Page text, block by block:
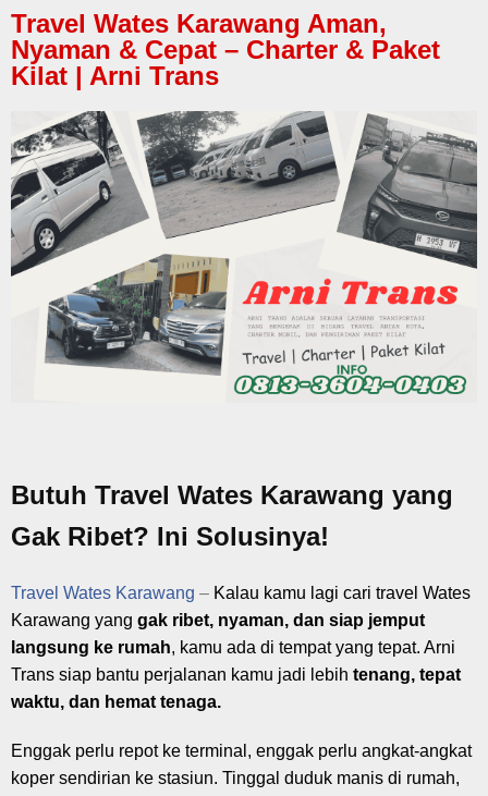
Travel Wates Karawang Aman,
Nyaman & Cepat – Charter & Paket
Kilat | Arni Trans
Butuh Travel Wates Karawang yang
Gak Ribet? Ini Solusinya!
Travel Wates Karawang – Kalau kamu lagi cari travel Wates
Karawang yang gak ribet, nyaman, dan siap jemput
langsung ke rumah, kamu ada di tempat yang tepat. Arni
Trans siap bantu perjalanan kamu jadi lebih tenang, tepat
waktu, dan hemat tenaga.
Enggak perlu repot ke terminal, enggak perlu angkat-angkat
koper sendirian ke stasiun. Tinggal duduk manis di rumah,